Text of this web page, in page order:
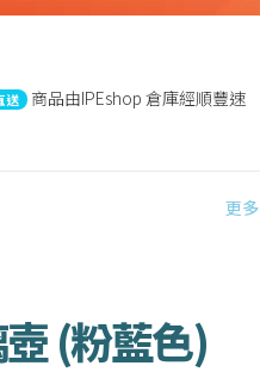
送 商品由IPEshop 倉庫經順豐速
更多
(粉藍色)